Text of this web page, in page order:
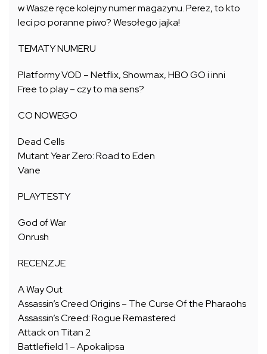
w Wasze ręce kolejny numer magazynu. Perez, to kto
leci po poranne piwo? Wesołego jajka!
TEMATY NUMERU
Platformy VOD – Netflix, Showmax, HBO GO i inni
Free to play – czy to ma sens?
CO NOWEGO
Dead Cells
Mutant Year Zero: Road to Eden
Vane
PLAYTESTY
God of War
Onrush
RECENZJE
A Way Out
Assassin’s Creed Origins – The Curse Of the Pharaohs
Assassin’s Creed: Rogue Remastered
Attack on Titan 2
Battlefield 1 – Apokalipsa